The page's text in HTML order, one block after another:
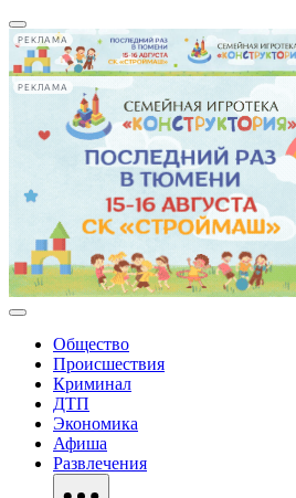
РЕКЛАМА
РЕКЛАМА
Общество
Происшествия
Криминал
ДТП
Экономика
Афиша
Развлечения